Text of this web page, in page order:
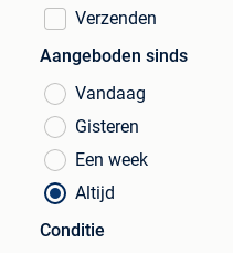
Verzenden
Aangeboden sinds
Vandaag
Gisteren
Een week
Altijd
Conditie